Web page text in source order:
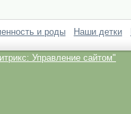
и роды Наши детки
Управление сайтом"